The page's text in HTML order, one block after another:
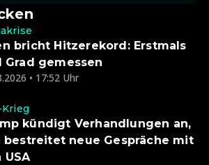
bricht Hitzerekord: Erstmals
Grad gemessen
• 17:52 Uhr
kündigt Verhandlungen an,
bestreitet neue Gespräche mit
USA